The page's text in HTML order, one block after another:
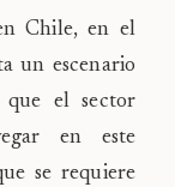
Chile, en el
un escenario
que el sector
en este
se requiere